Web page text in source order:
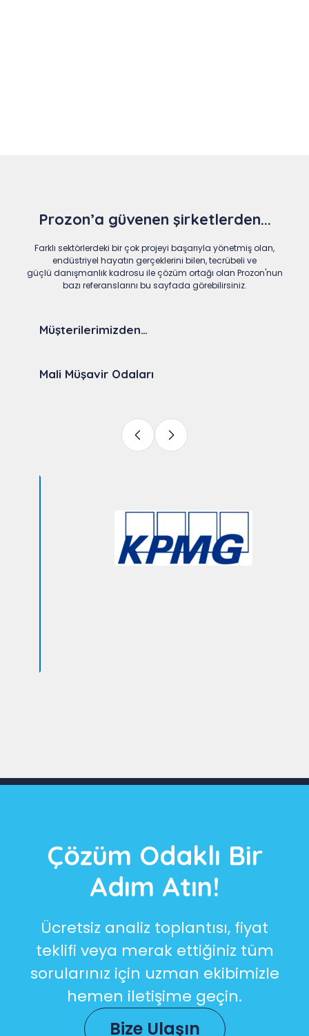
Prozon’a güvenen şirketlerden...
Farklı sektörlerdeki bir çok projeyi başarıyla yönetmiş olan,
endüstriyel hayatın gerçeklerini bilen, tecrübeli ve
güçlü danışmanlık kadrosu ile çözüm ortağı olan Prozon'nun
bazı referanslarını bu sayfada görebilirsiniz.
Müşterilerimizden…
Mali Müşavir Odaları
Çözüm Odaklı Bir
Adım Atın!
Ücretsiz analiz toplantısı, fiyat
teklifi veya merak ettiğiniz tüm
sorularınız için uzman ekibimizle
hemen iletişime geçin.
Bize Ulaşın